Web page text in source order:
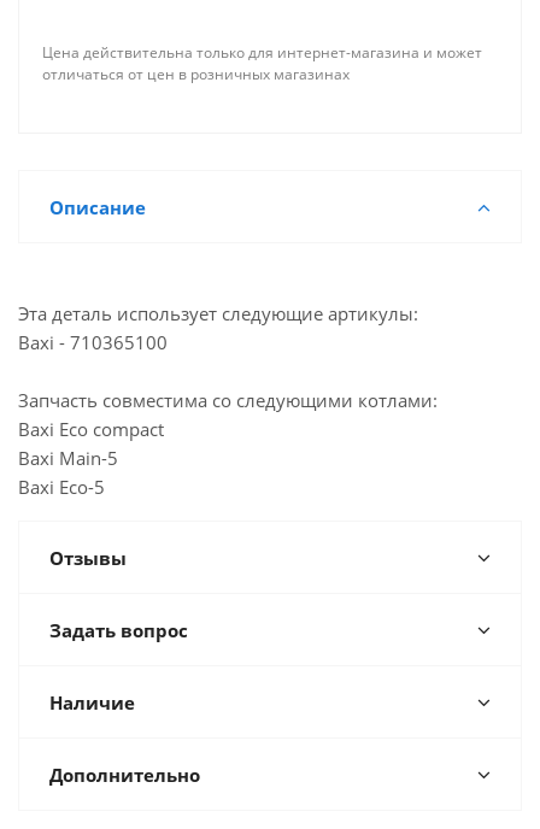
г. Всеволожск, ул. Всеволожский проспект
Достаточно
Альметьевск, ул. Советская, 180А
Цена действительна только для интернет-магазина и может
отличаться от цен в розничных магазинах
Описание
Эта деталь использует следующие артикулы:
Baxi - 710365100
Запчасть совместима со следующими котлами:
Baxi Eco compact
Baxi Main-5
Baxi Eco-5
Отзывы
Задать вопрос
Наличие
Дополнительно